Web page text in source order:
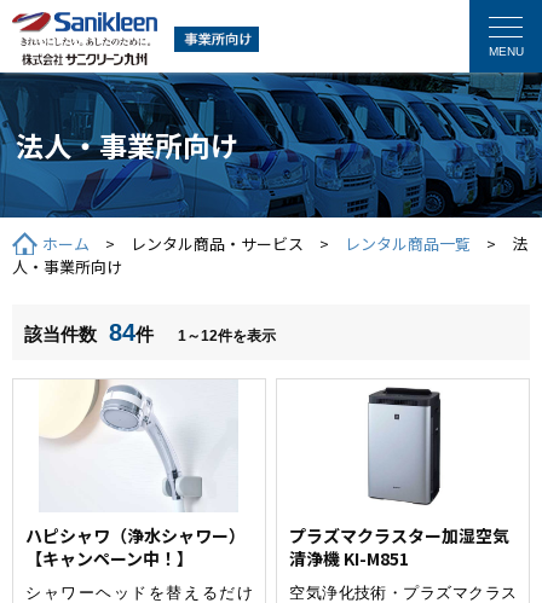
法人・事業所向け
ホーム > レンタル商品・サービス > レンタル商品一覧 > 法
人・事業所向け
該当件数 84件 1～12件を表示
ハピシャワ（浄水シャワー）
【キャンペーン中！】
シャワーヘッドを替えるだけ
プラズマクラスター加湿空気
清浄機 KI-M851
空気浄化技術・プラズマクラス